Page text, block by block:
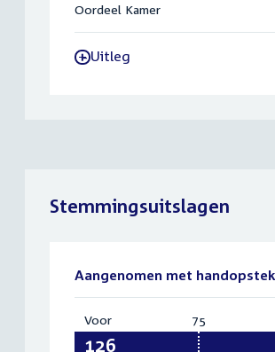
Oordeel Kamer
-Uitleg
Stemmingsuitslagen
Aangenomen met
Voor:
126
75